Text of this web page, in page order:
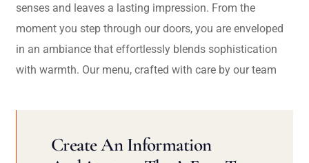
senses and leaves a lasting impression. From the
moment you step through our doors, you are enveloped
in an ambiance that effortlessly blends sophistication
with warmth. Our menu, crafted with care by our team
Create An Information